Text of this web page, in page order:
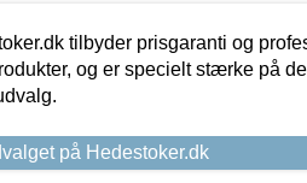
tilbyder prisgaranti og
og er specielt stærke på
på Hedestoker.dk